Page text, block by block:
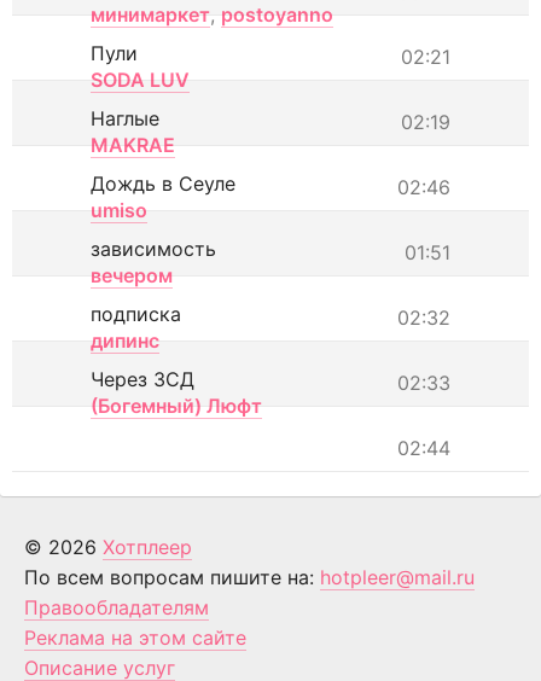
минимаркет, postoyanno
02:21
Пули
SODA LUV
02:19
Наглые
MAKRAE
02:46
Дождь в Сеуле
umiso
01:51
зависимость
вечером
02:32
подписка
дипинс
02:33
Через ЗСД
(Богемный) Люфт
02:44
© 2026 Хотплеер
По всем вопросам пишите на: hotpleer@mail.ru
Правообладателям
Реклама на этом сайте
Описание услуг